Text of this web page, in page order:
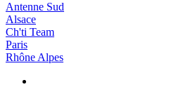
Antenne Sud
Alsace
Ch'ti Team
Paris
Rhône Alpes